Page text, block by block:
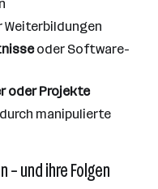
oder Software-
oder Projekte
durch manipulierte
– und ihre Folgen